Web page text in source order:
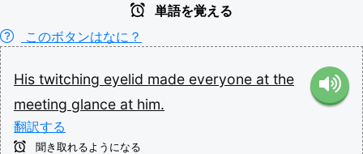
単語を覚える
このボタンはなに？
His twitching eyelid made everyone at the
meeting glance at him.
翻訳する
聞き取れるようになる